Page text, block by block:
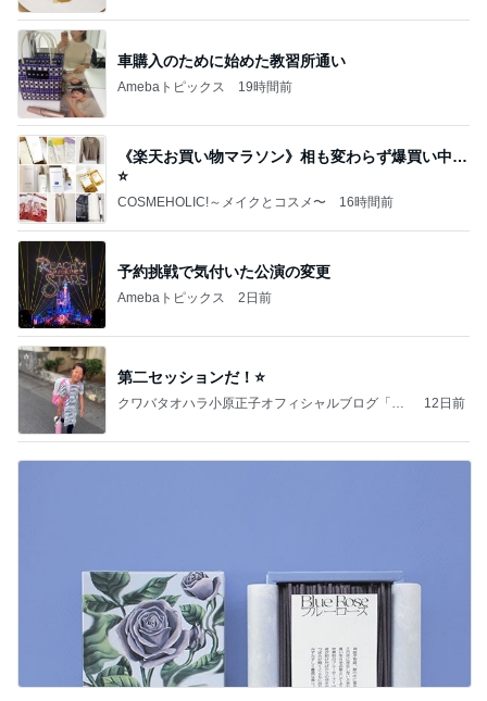
車購入のために始めた教習所通い
Amebaトピックス 19時間前
《楽天お買い物マラソン》相も変わらず爆買い中…
⭐️
COSMEHOLIC!～メイクとコスメ〜 16時間前
予約挑戦で気付いた公演の変更
Amebaトピックス 2日前
第二セッションだ！⭐️
クワバタオハラ小原正子オフィシャルブログ「女
12日前